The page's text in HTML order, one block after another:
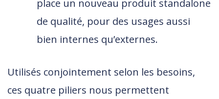
place un nouveau produit standalone
de qualité, pour des usages aussi
bien internes qu’externes.
Utilisés conjointement selon les besoins,
ces quatre piliers nous permettent